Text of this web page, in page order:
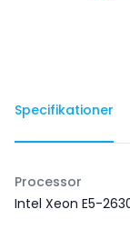
Specifikationer
Processor
Intel Xeon E5-